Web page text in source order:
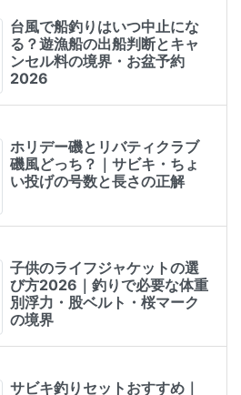
台風で船釣りはいつ中止にな
る？遊漁船の出船判断とキャ
ンセル料の境界・お盆予約
2026
ホリデー磯とリバティクラブ
磯風どっち？｜サビキ・ちょ
い投げの号数と長さの正解
子供のライフジャケットの選
び方2026｜釣りで必要な体重
別浮力・股ベルト・桜マーク
の境界
サビキ釣りセットおすすめ｜